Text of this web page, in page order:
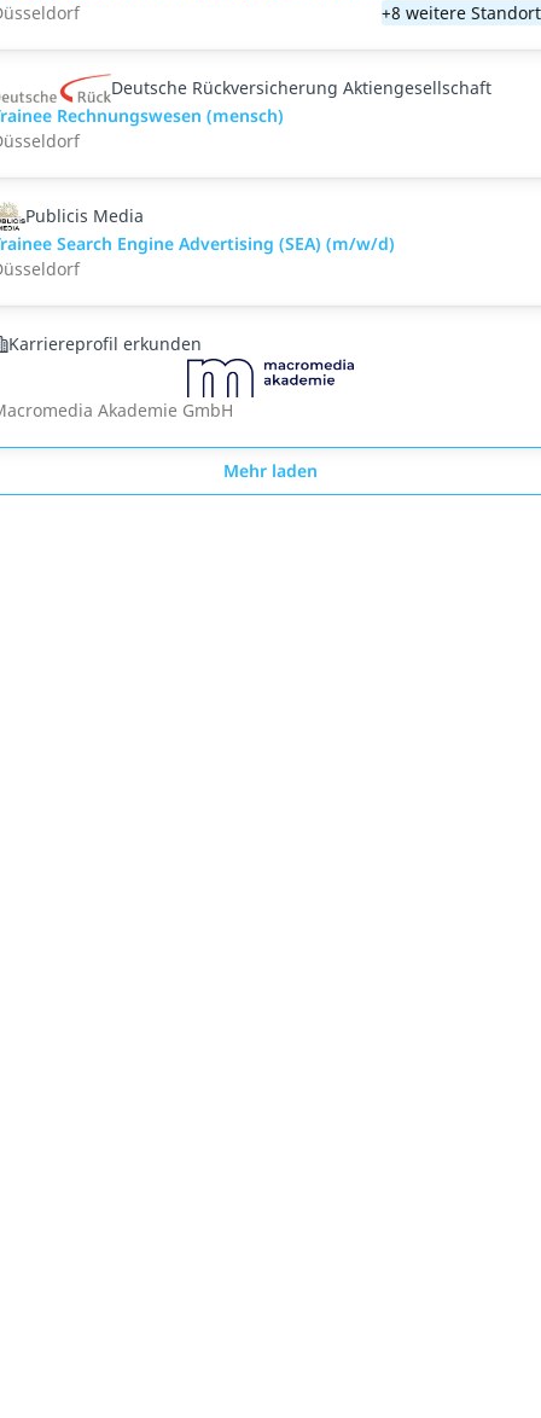
+8 weitere
Deutsche Rückversicherung Aktiengesellschaft
Rechnungswesen (mensch)
Publicis Media
Search Engine Advertising (SEA) (m/w/d)
Karriereprofil erkunden
Akademie GmbH
Mehr laden